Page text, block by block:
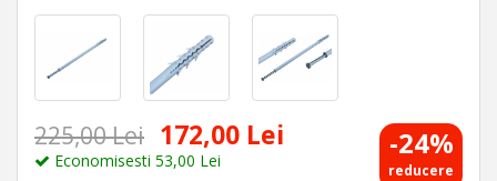
-24%
reducere
225,00 Lei 172,00 Lei
Economisesti 53,00 Lei